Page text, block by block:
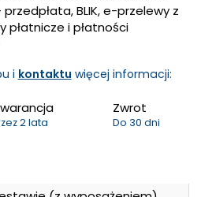
BLIK, e-przelewy z
płatnicze i płatności
i kontaktu więcej informacji:
2 lata
Zwrot
Do 30 dni